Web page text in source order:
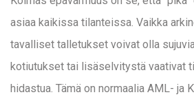
asiaa kaikissa tilanteissa. Vaikka
tavalliset talletukset voivat olla
kotiutukset tai lisäselvitystä vaativat
hidastua. Tämä on normaalia AML- ja